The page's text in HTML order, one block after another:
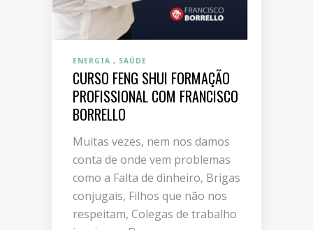
ENERGIA SAÚDE
CURSO FENG SHUI FORMAÇÃO
PROFISSIONAL COM FRANCISCO
BORRELLO
Muitas vezes, nem nos damos
conta de onde vem problemas
como a Falta de dinheiro, Brigas
conjugais, Filhos que não nos
respeitam, Colegas de trabalho